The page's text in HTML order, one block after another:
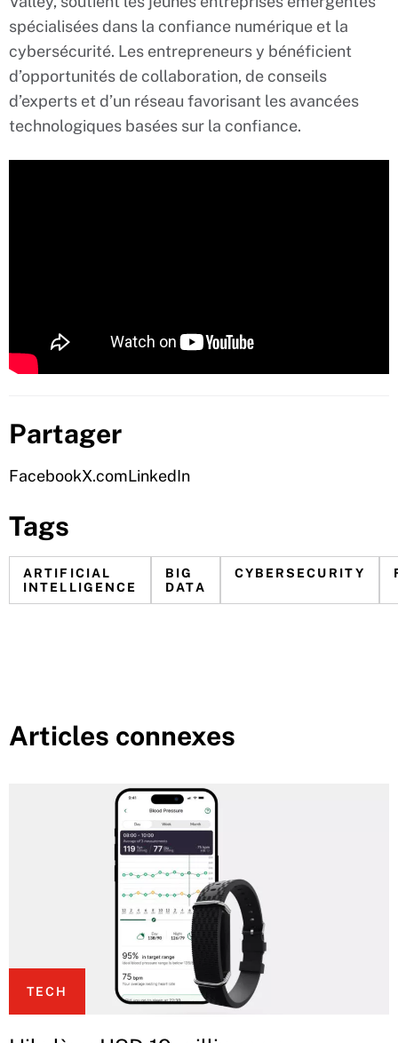
spécialisées dans la confiance numérique et la
cybersécurité. Les entrepreneurs y bénéficient
d’opportunités de collaboration, de conseils
d’experts et d’un réseau favorisant les avancées
technologiques basées sur la confiance.
Partager
FacebookX.comLinkedIn
Tags
ARTIFICIAL
INTELLIGENCE
BIG
DATA
CYBERSECURITY
Articles connexes
TECH